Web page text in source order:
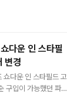
합니다.어른 62,000
되기도 했습니다. 2
루 진행됩니다.예전
가 좋았던 거 같아
탐험대'교육일정 :
일교육시간 : 13:00
등학교 5학년 ~ 6학
다운 인 스타필
변경
쇼다운 인 스타필드 고
구입이 가능했던 파